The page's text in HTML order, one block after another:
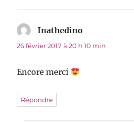
Inathedino
26 février 2017 à 20 h 10 min
Encore merci
Répondre